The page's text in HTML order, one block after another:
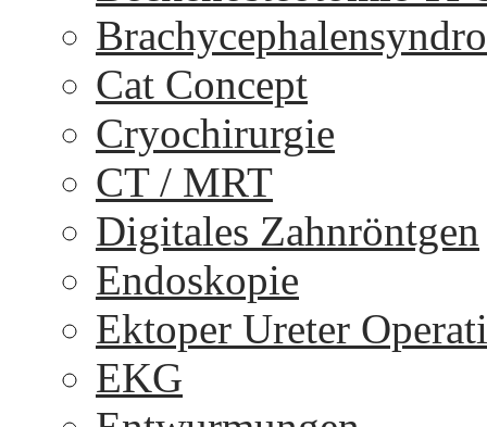
Cat Concept
Cryochirurgie
CT / MRT
Digitales Zahnröntgen
Endoskopie
Ektoper Ureter
EKG